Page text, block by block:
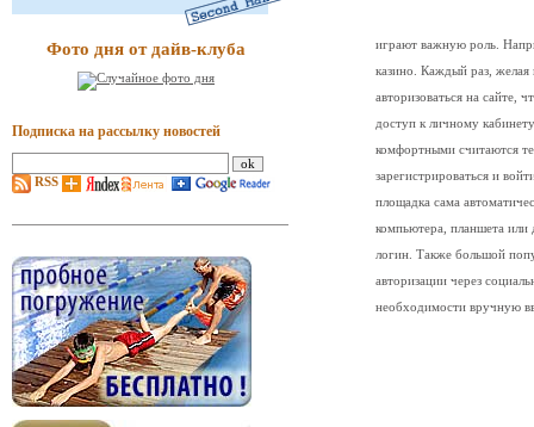
Фото дня от дайв-клуба
Подписка на рассылку новостей
RSS
играют важную роль.
казино. Каждый раз,
авторизоваться на сайте,
доступ к личному
комфортными считаются
зарегистрироваться и
площадка сама
компьютера, планшета или
логин. Также большой
авторизации через
необходимости вручную